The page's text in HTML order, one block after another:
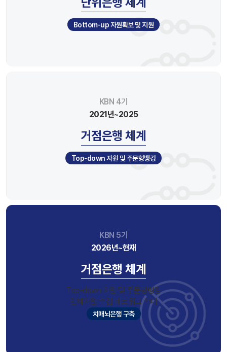
Bottom-up 자원확보 및 지원
KBN 4기
2021년~2025
거점은행 체계
Top-down 자원 및 주문형뱅킹
KBN 5기
2026년~현재
거점은행 체계
Top-down 자원 및 주문형뱅킹
인체자원 수집 네트워크 확대
치매뇌은행 구축